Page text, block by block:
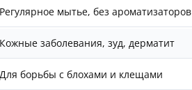
Регулярное мытье, без ароматизаторов
Кожные заболевания, зуд, дерматит
Для борьбы с блохами и клещами